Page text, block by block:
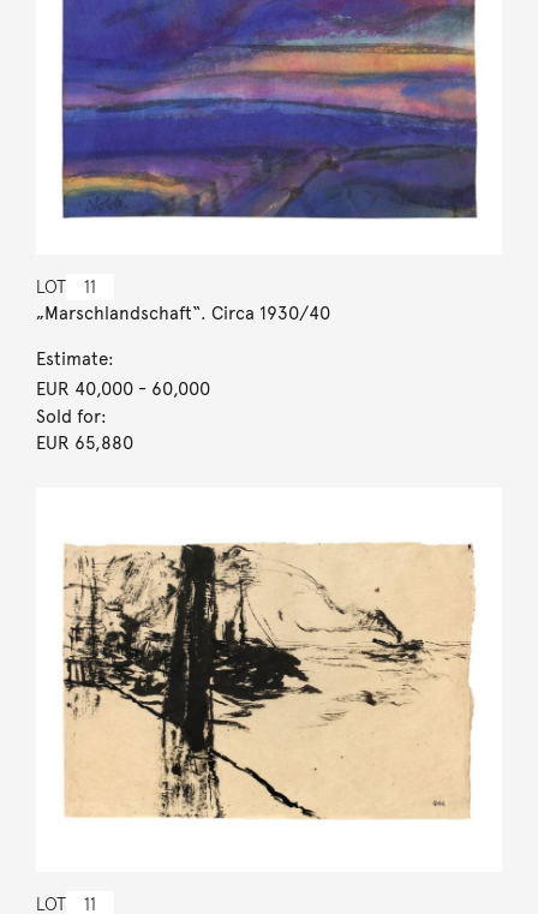
LOT 11
„Marschlandschaft“. Circa 1930/40
Estimate:
EUR 40,000- 60,000
Sold for:
EUR 65,880
LOT 11